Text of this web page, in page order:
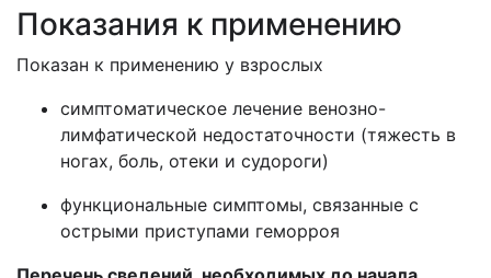
Показания к применению
Показан к применению у взрослых
симптоматическое лечение венозно-
лимфатической недостаточности (тяжесть в
ногах, боль, отеки и судороги)
функциональные симптомы, связанные с
острыми приступами геморроя